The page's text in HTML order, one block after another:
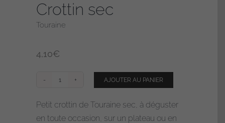
Crottin sec
Touraine
4,10€
de
Crottin
AJOUTER AU PANIER
Petit crottin de Touraine sec, à déguster
en toute occasion, sur un plateau ou en